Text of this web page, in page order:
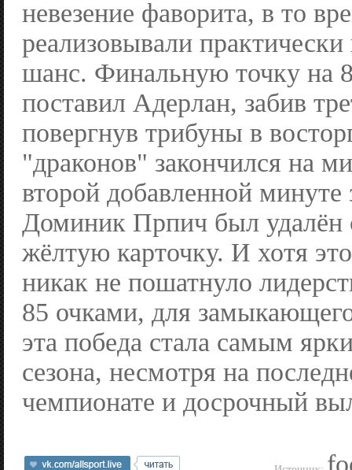
невезение фаворита, в то
реализовывали
шанс. Финальную точку на
поставил Адерлан, забив
повергнув трибуны в
"драконов" закончился на
второй добавленной
Доминик Прпич был удалён
жёлтую карточку. И хотя
никак не пошатнуло
85 очками, для
эта победа стала самым
сезона, несмотря на
чемпионате и досрочный